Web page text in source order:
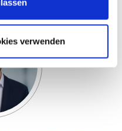
verwenden